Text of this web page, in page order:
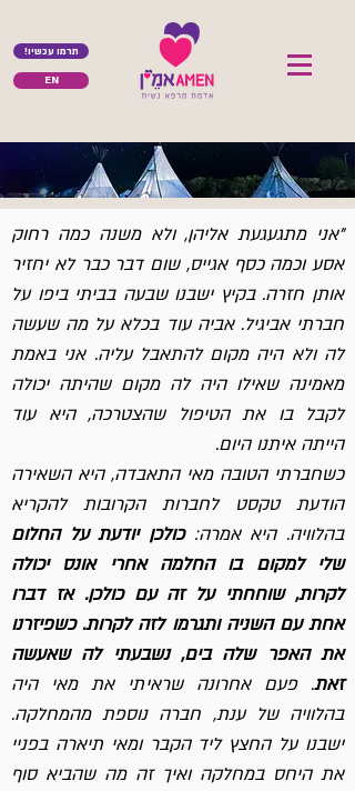
!תרמו עכשיו
EN
"אני מתגעגעת אליהן, ולא משנה כמה רחוק
אסע וכמה כסף אגייס, שום דבר כבר לא יחזיר
אותן חזרה. בקיץ ישבנו שבעה בביתי ביפו על
חברתי אביגיל. אביה עוד בכלא על מה שעשה
לה ולא היה מקום להתאבל עליה. אני באמת
מאמינה שאילו היה לה מקום שהיתה יכולה
לקבל בו את הטיפול שהצטרכה, היא עוד
הייתה איתנו היום.
כשחברתי הטובה מאי התאבדה, היא השאירה
הודעת טקסט לחברות הקרובות להקריא
בהלוויה. היא אמרה:כולכן יודעת על החלום
שלי למקום בו החלמה אחרי אונס יכולה
לקרות, שוחחתי על זה עם כולכן. אז דברו
אחת עם השניה ותגרמו לזה לקרות. כשפיזרנו
את האפר שלה בים, נשבעתי לה שאעשה
זאת. פעם אחרונה שראיתי את מאי היה
בהלוויה של ענת, חברה נוספת מהמחלקה.
ישבנו על החצץ ליד הקבר ומאי תיארה בפניי
את היחס במחלקה ואיך זה מה שהביא סוף